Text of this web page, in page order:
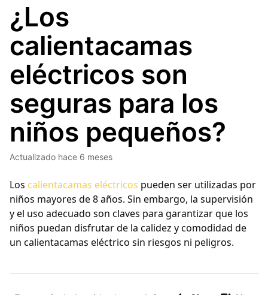
¿Los
calientacamas
eléctricos son
seguras para los
niños pequeños?
Actualizado hace 6 meses
Los calientacamas eléctricos pueden ser utilizadas por
niños mayores de 8 años. Sin embargo, la supervisión
y el uso adecuado son claves para garantizar que los
niños puedan disfrutar de la calidez y comodidad de
un calientacamas eléctrico sin riesgos ni peligros.